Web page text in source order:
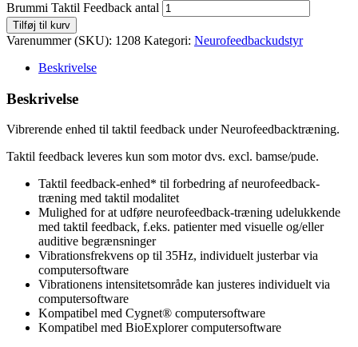
Brummi Taktil Feedback antal
Tilføj til kurv
Varenummer (SKU): 1208 Kategori: Neurofeedbackudstyr
Beskrivelse
Beskrivelse
Vibrerende enhed til taktil feedback under Neurofeedbacktræning.
Taktil feedback leveres kun som motor dvs. excl. bamse/pude.
Taktil feedback-enhed* til forbedring af neurofeedback-
træning med taktil modalitet
Mulighed for at udføre neurofeedback-træning udelukkende
med taktil feedback, f.eks. patienter med visuelle og/eller
auditive begrænsninger
Vibrationsfrekvens op til 35Hz, individuelt justerbar via
computersoftware
Vibrationens intensitetsområde kan justeres individuelt via
computersoftware
Kompatibel med Cygnet® computersoftware
Kompatibel med BioExplorer computersoftware